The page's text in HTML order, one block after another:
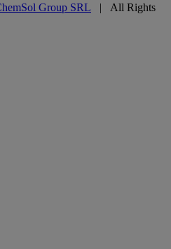
Group SRL | All Rights